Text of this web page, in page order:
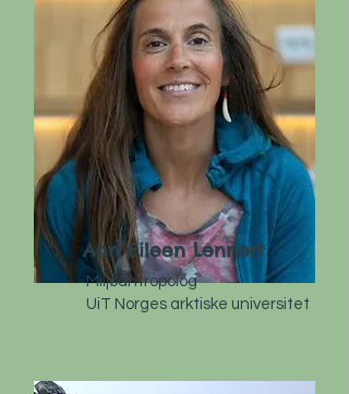
Ann Eileen Lennert
Miljøantropolog
UiT Norges arktiske universitet